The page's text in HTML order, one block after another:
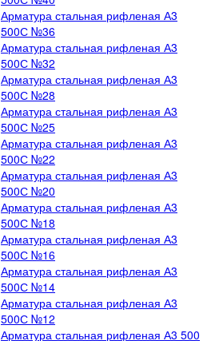
Арматура стальная рифленая А3
500С №36
Арматура стальная рифленая А3
500С №32
Арматура стальная рифленая А3
500С №28
Арматура стальная рифленая А3
500С №25
Арматура стальная рифленая А3
500С №22
Арматура стальная рифленая А3
500С №20
Арматура стальная рифленая А3
500С №18
Арматура стальная рифленая А3
500С №16
Арматура стальная рифленая А3
500С №14
Арматура стальная рифленая А3
500С №12
Арматура стальная рифленая А3 500